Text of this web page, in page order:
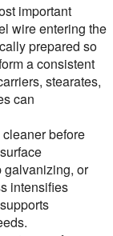
important
wire entering the
prepared so
a consistent
stearates,
can
before
galvanizing, or
intensifies